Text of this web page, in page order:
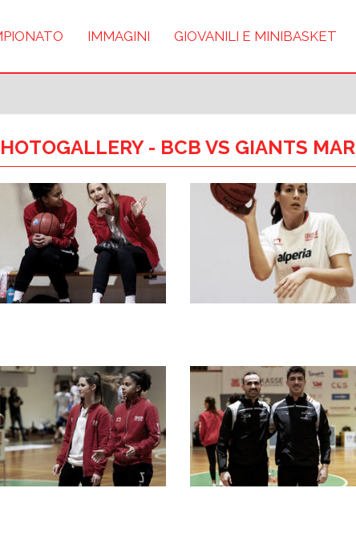
IMMAGINI GIOVANILI E MINIBASKET
- BCB VS GIANTS